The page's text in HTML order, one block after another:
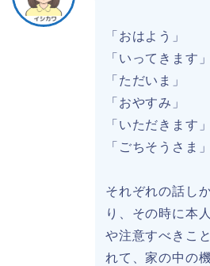
「おはよう」
「いってきます」
「ただいま」
「おやすみ」
「いただきます」
「ごちそうさま」
それぞれの話し
り、その時に本
や注意すべきこ
れて、家の中の